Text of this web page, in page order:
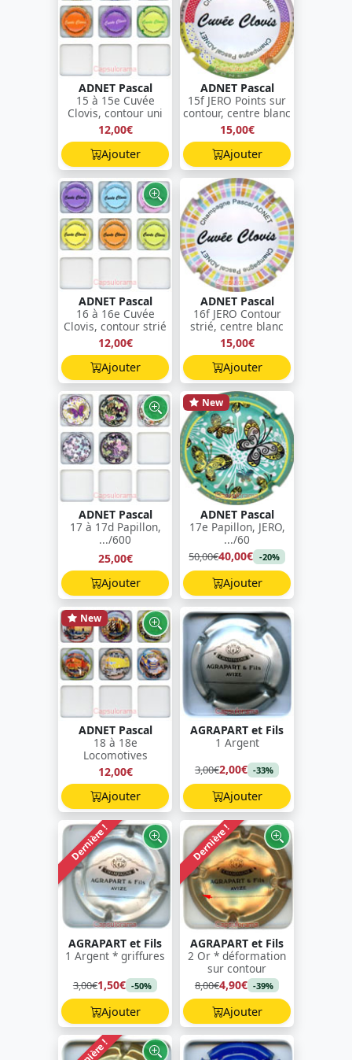
ADNET Pascal
15 à 15e Cuvée
Clovis, contour uni
12,00€
Ajouter
ADNET Pascal
15f JERO Points sur
contour, centre blanc
15,00€
Ajouter
ADNET Pascal
16 à 16e Cuvée
Clovis, contour strié
12,00€
Ajouter
ADNET Pascal
16f JERO Contour
strié, centre blanc
15,00€
Ajouter
ADNET Pascal
17 à 17d Papillon,
.../600
25,00€
Ajouter
New
ADNET Pascal
17e Papillon, JERO,
.../60
50,00€40,00€ -20%
Ajouter
New
ADNET Pascal
18 à 18e
Locomotives
12,00€
Ajouter
AGRAPART et Fils
1 Argent
3,00€2,00€ -33%
Ajouter
Dernière !
AGRAPART et Fils
1 Argent * griffures
3,00€1,50€ -50%
Ajouter
Dernière !
AGRAPART et Fils
2 Or * déformation
sur contour
8,00€4,90€ -39%
Ajouter